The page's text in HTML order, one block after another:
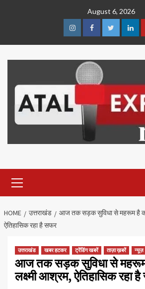
August 6, 2026
InstagramFacebookTwitter
Menu
HOME उत्तराखंड
आज तक सड़क सुविधा से महरूम है
ऐतिहासिक रहा है सफर
उत्तराखंड खबर हटकर ट्रेंडिंग खबरें ताज़ा ख़बरें न्यूज़
आज तक सड़क सुविधा से महरूम
लक्ष्मी आश्रम, ऐतिहासिक रहा